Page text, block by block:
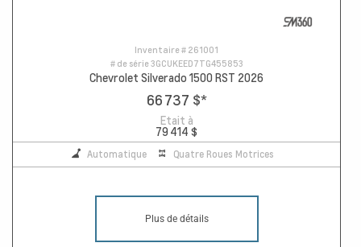
Inventaire # 261001
# de série3GCUKEED7TG455853
Chevrolet Silverado 1500 RST 2026
66 737 $*
Etait à
79 414 $
Automatique Quatre Roues Motrices
Plus de détails